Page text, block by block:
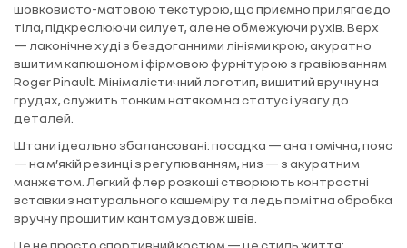
шовковисто-матовою текстурою, що приємно прилягає до
тіла, підкреслюючи силует, але не обмежуючи рухів. Верх
— лаконічне худі з бездоганними лініями крою, акуратно
вшитим капюшоном і фірмовою фурнітурою з гравіюванням
Roger Pinault. Мінімалістичний логотип, вишитий вручну на
грудях, служить тонким натяком на статус і увагу до
деталей.
Штани ідеально збалансовані: посадка — анатомічна, пояс
— на м’якій резинці з регулюванням, низ — з акуратним
манжетом. Легкий флер розкоші створюють контрастні
вставки з натурального кашеміру та ледь помітна обробка
вручну прошитим кантом уздовж швів.
Це не просто спортивний костюм — це стиль життя: